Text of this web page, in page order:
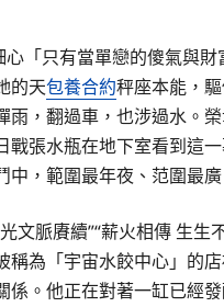
心「只有當單戀的傻氣與
的天包養合約秤座本能，
雨，翻過車，也涉過水。
戰張水瓶在地下室看到這
，範圍最年夜、范圍最
文脈賡續”“薪火相傳 生
稱為「宇宙水餃中心」的
係。他正在對著一缸已